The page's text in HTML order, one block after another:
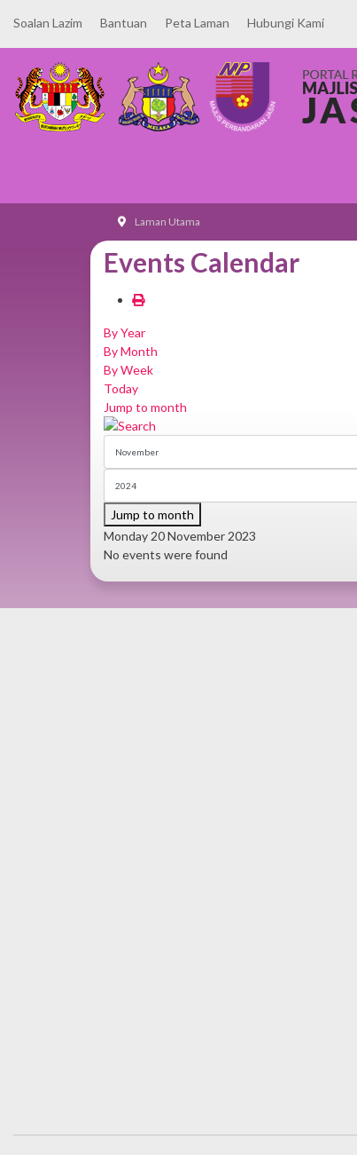
Soalan Lazim Bantuan Peta Laman Hubungi Kami
Laman Utama
Events Calendar
By Year
By Month
By Week
Today
Jump to month
Jump to month
Monday 20 November 2023
No events were found